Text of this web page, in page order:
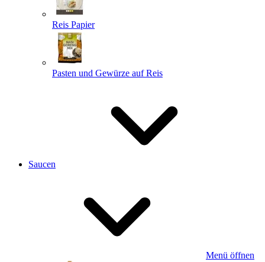
Reis Papier
Pasten und Gewürze auf Reis
Saucen
Menü öffnen